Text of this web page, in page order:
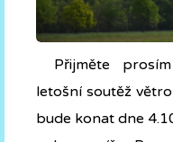
Přijměte
letošní soutěž
bude konat dne